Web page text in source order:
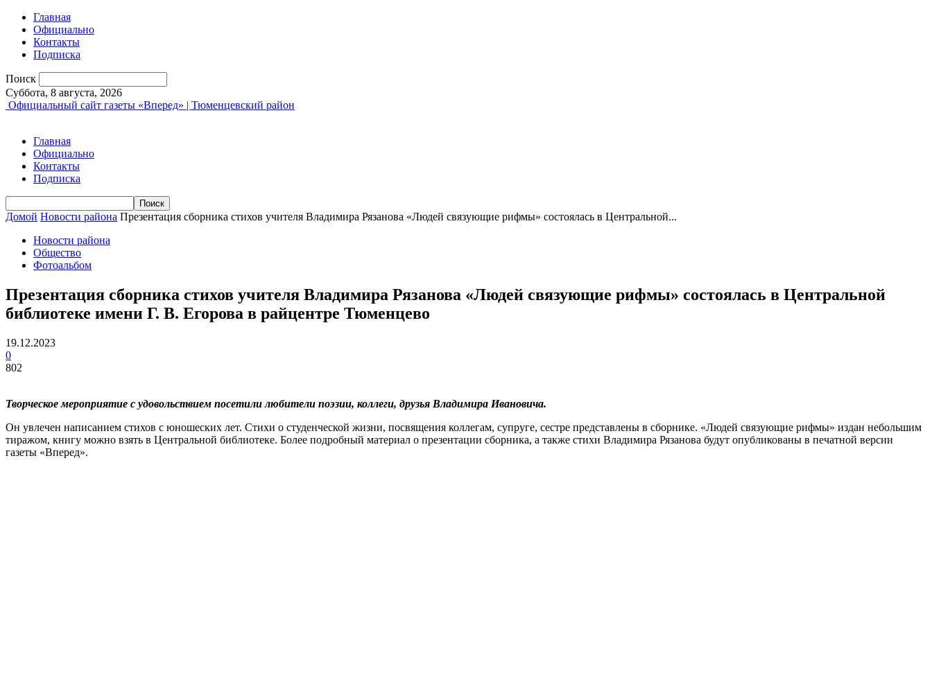
Главная
Официально
Контакты
Подписка
Поиск
Суббота, 8 августа, 2026
Официальный сайт газеты «Вперед» | Тюменцевский район
Главная
Официально
Контакты
Подписка
Домой Новости района Презентация сборника стихов учителя Владимира Рязанова «Людей связующие рифмы» состоялась в Центральной...
Новости района
Общество
Фотоальбом
Презентация сборника стихов учителя Владимира Рязанова «Людей связующие рифмы» состоялась в Центральной
библиотеке имени Г. В. Егорова в райцентре Тюменцево
19.12.2023
0
802
Творческое мероприятие с удовольствием посетили любители поэзии, коллеги, друзья Владимира Ивановича.
Он увлечен написанием стихов с юношеских лет. Стихи о студенческой жизни, посвящения коллегам, супруге, сестре представлены в сборнике. «Людей связующие рифмы» издан небольшим
тиражом, книгу можно взять в Центральной библиотеке. Более подробный материал о презентации сборника, а также стихи Владимира Рязанова будут опубликованы в печатной версии
газеты «Вперед».